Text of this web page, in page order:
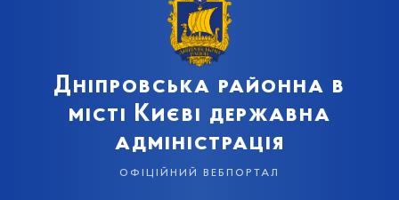
Дніпровська районна в
місті Києві державна
адміністрація
офіційний вебпортал